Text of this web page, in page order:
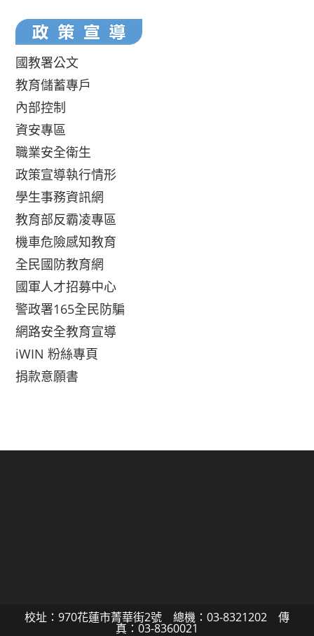
國教署公文
教育儲蓄專戶
內部控制
資安專區
職業安全衛生
政策宣導執行情形
學生事務資訊網
教育部反霸凌專區
機車危險感知教育
全民國防教育網
國軍人才招募中心
警政署165全民防騙
網路安全教育宣導
iWIN 粉絲專頁
捐款意願書
校址：970花蓮市菁華街2號 總機：03-8321202 傳
真：03-8360021